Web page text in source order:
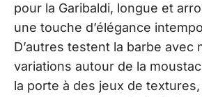
pour la Garibaldi, longue et
une touche d’élégance
D’autres testent la barbe avec
variations autour de la
la porte à des jeux de